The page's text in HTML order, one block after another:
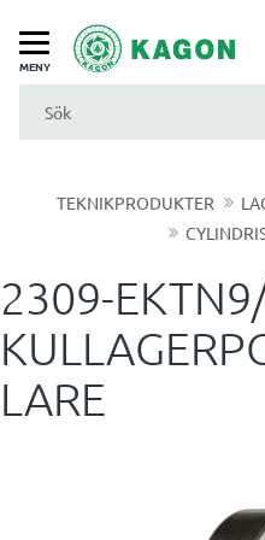
Meny
TEKNIKPRODUKTER
2309-
LARE